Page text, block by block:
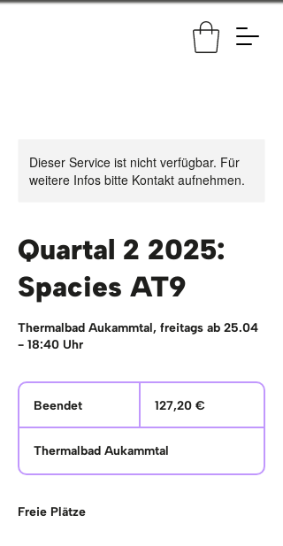
Dieser Service ist nicht verfügbar. Für
weitere Infos bitte Kontakt aufnehmen.
Quartal 2 2025:
Spacies AT9
Thermalbad Aukammtal, freitags ab 25.04
- 18:40 Uhr
Beendet
n
d
t
127,20 €
Thermalbad Aukammtal
Freie Plätze